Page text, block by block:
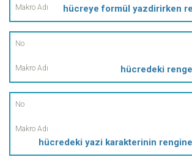
hücreye formül yazdirirken
hücredeki
hücredeki yazi karakterinin